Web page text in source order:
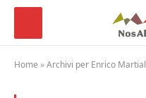
Home »Archivi per Enrico Martial